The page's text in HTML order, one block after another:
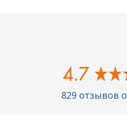
4.7
829 отзывов о